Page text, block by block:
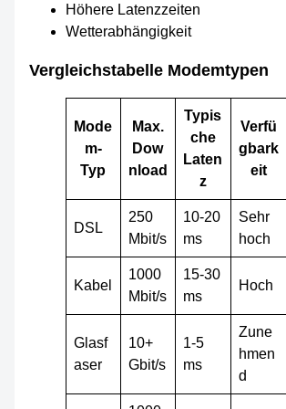
Höhere Latenzzeiten
Wetterabhängigkeit
Vergleichstabelle Modemtypen
Mode
m-
Typ
Max.
Dow
nload
Typis
che
Laten
z
Verfü
gbark
eit
DSL
250
Mbit/s
10-20
ms
Sehr
hoch
Kabel
1000
Mbit/s
15-30
ms
Hoch
Glasf
aser
10+
Gbit/s
1-5
ms
Zune
hmen
d